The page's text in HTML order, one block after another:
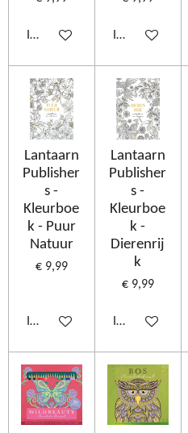
In winkelwagen In winkelwagen
Lantaarn
Publisher
s -
Kleurboe
k - Puur
Natuur
€ 9,99
In winkelwagen
Lantaarn
Publisher
s -
Kleurboe
k -
Dierenrij
k
€ 9,99
In winkelwagen